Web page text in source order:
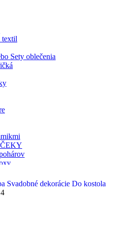
textil
Sety oblečenia
Svadobné dekorácie Do kostola